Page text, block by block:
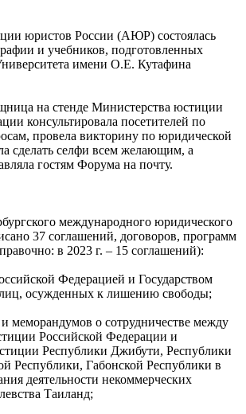
юристов России (АЮР) состоялась
и учебников, подготовленных
имени О.Е. Кутафина
на стенде Министерства юстиции
консультировала посетителей по
провела викторину по юридической
сделать селфи всем желающим, а
гостям Форума на почту.
международного юридического
37 соглашений, договоров, программ
в 2023 г. – 15 соглашений):
Федерацией и Государством
лиц, осужденных к лишению свободы;
меморандумов о сотрудничестве между
Российской Федерации и
Республики Джибути, Республики
Республики, Габонской Республики в
деятельности некоммерческих
Таиланд;